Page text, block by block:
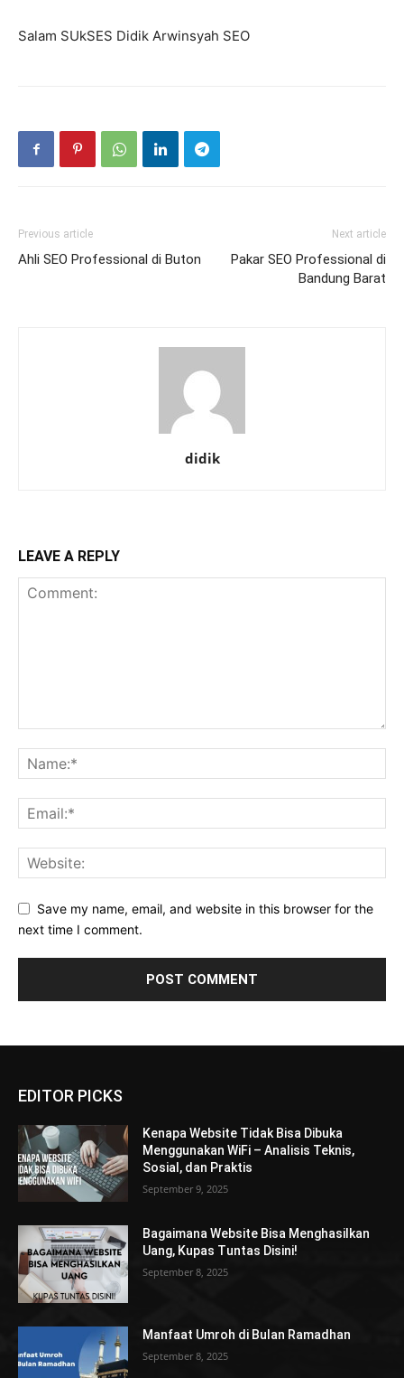
Salam SUkSES Didik Arwinsyah SEO
Previous article
Ahli SEO Professional di Buton
Next article
Pakar SEO Professional di
Bandung Barat
didik
LEAVE A REPLY
Save my name, email, and website in this browser for the
next time I comment.
EDITOR PICKS
Kenapa Website Tidak Bisa Dibuka
Menggunakan WiFi – Analisis Teknis,
Sosial, dan Praktis
September 9, 2025
Bagaimana Website Bisa Menghasilkan
Uang, Kupas Tuntas Disini!
September 8, 2025
Manfaat Umroh di Bulan Ramadhan
September 8, 2025